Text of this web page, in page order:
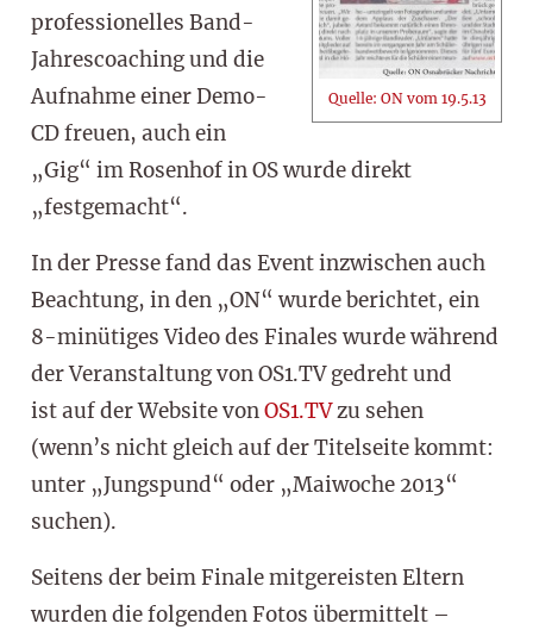
Quelle: ON vom 19.5.13
professionelles Band-
Jahrescoaching und die
Aufnahme einer Demo-
CD freuen, auch ein
„Gig“ im Rosenhof in OS wurde direkt
„festgemacht“.
In der Presse fand das Event inzwischen auch
Beachtung, in den „ON“ wurde berichtet, ein
8-minütiges Video des Finales wurde während
der Veranstaltung von OS1.TV gedreht und
ist auf der Website vonOS1.TVzu sehen
(wenn’s nicht gleich auf der Titelseite kommt:
unter „Jungspund“ oder „Maiwoche 2013“
suchen).
Seitens der beim Finale mitgereisten Eltern
wurden die folgenden Fotos übermittelt –